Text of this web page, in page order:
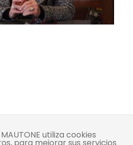
utiliza cookies